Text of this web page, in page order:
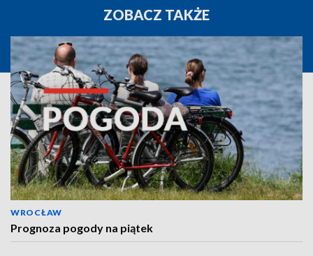
ZOBACZ TAKŻE
WROCŁAW
Prognoza pogody na piątek